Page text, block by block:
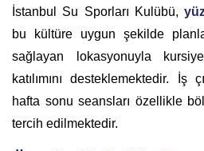
İstanbul Su Sporları Kulübü,
bu kültüre uygun şekilde
sağlayan lokasyonuyla
katılımını desteklemektedir. İş
hafta sonu seansları özellikle
tercih edilmektedir.